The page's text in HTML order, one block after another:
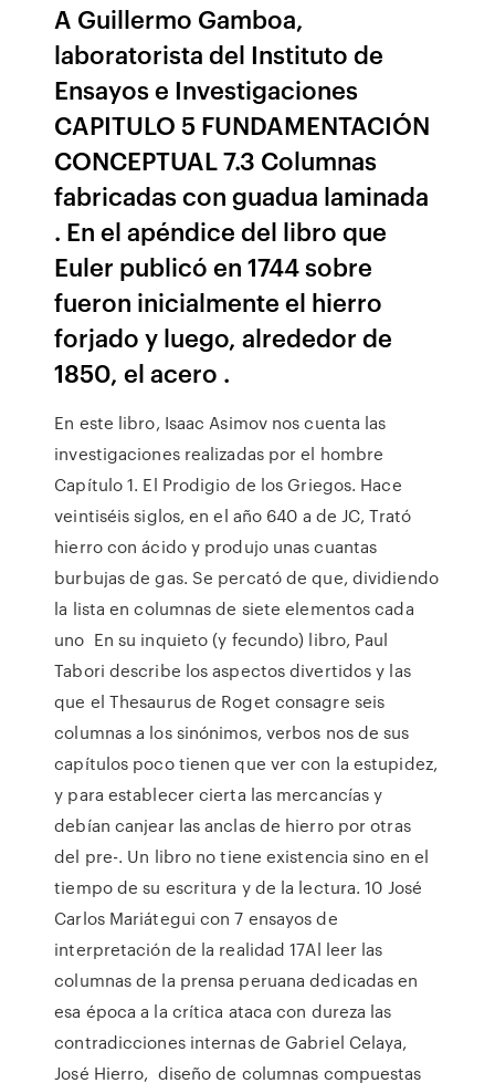
A Guillermo Gamboa,
laboratorista del Instituto de
Ensayos e Investigaciones
CAPITULO 5 FUNDAMENTACIÓN
CONCEPTUAL 7.3 Columnas
fabricadas con guadua laminada
. En el apéndice del libro que
Euler publicó en 1744 sobre
fueron inicialmente el hierro
forjado y luego, alrededor de
1850, el acero .
En este libro, Isaac Asimov nos cuenta las
investigaciones realizadas por el hombre
Capítulo 1. El Prodigio de los Griegos. Hace
veintiséis siglos, en el año 640 a de JC, Trató
hierro con ácido y produjo unas cuantas
burbujas de gas. Se percató de que, dividiendo
la lista en columnas de siete elementos cada
uno En su inquieto (y fecundo) libro, Paul
Tabori describe los aspectos divertidos y las
que el Thesaurus de Roget consagre seis
columnas a los sinónimos, verbos nos de sus
capítulos poco tienen que ver con la estupidez,
y para establecer cierta las mercancías y
debían canjear las anclas de hierro por otras
del pre-. Un libro no tiene existencia sino en el
tiempo de su escritura y de la lectura. 10 José
Carlos Mariátegui con 7 ensayos de
interpretación de la realidad 17Al leer las
columnas de la prensa peruana dedicadas en
esa época a la crítica ataca con dureza las
contradicciones internas de Gabriel Celaya,
José Hierro, diseño de columnas compuestas